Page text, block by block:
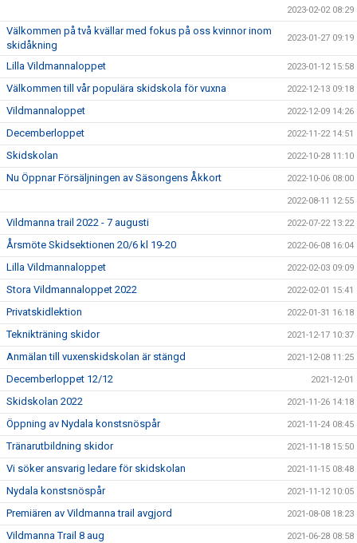
2023-02-02 08:29
Välkommen på två kvällar med fokus på oss kvinnor inom
skidåkning
2023-01-27 09:19
Lilla Vildmannaloppet 2023-01-12 15:58
Välkommen till vår populära skidskola för vuxna 2022-12-13 09:18
Vildmannaloppet 2022-12-09 14:26
Decemberloppet 2022-11-22 14:51
Skidskolan 2022-10-28 11:10
Nu Öppnar Försäljningen av Säsongens Åkkort 2022-10-06 08:00
2022-08-11 12:55
Vildmanna trail 2022 - 7 augusti 2022-07-22 13:22
Årsmöte Skidsektionen 20/6 kl 19-20 2022-06-08 16:04
Lilla Vildmannaloppet 2022-02-03 09:09
Stora Vildmannaloppet 2022 2022-02-01 15:41
Privatskidlektion 2022-01-31 16:18
Teknikträning skidor 2021-12-17 10:37
Anmälan till vuxenskidskolan är stängd 2021-12-08 11:25
Decemberloppet 12/12 2021-12-01
Skidskolan 2022 2021-11-26 14:18
Öppning av Nydala konstsnöspår 2021-11-24 08:45
Tränarutbildning skidor 2021-11-18 15:50
Vi söker ansvarig ledare för skidskolan 2021-11-15 08:48
Nydala konstsnöspår 2021-11-12 10:05
Premiären av Vildmanna trail avgjord 2021-08-08 18:23
Vildmanna Trail 8 aug 2021-06-28 08:58